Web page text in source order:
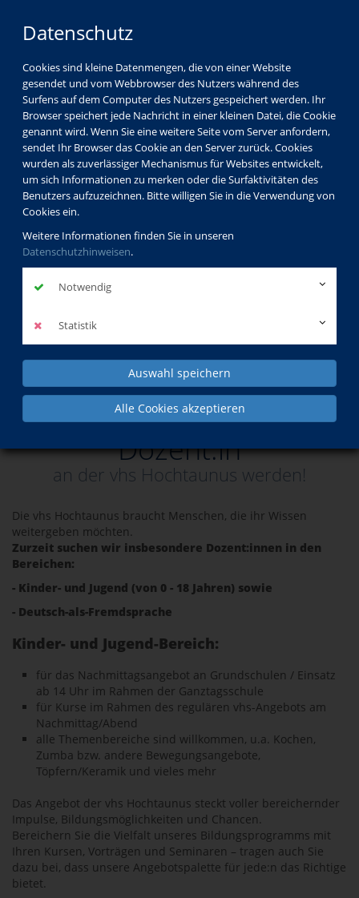
Datenschutz
Cookies sind kleine Datenmengen, die von einer Website
gesendet und vom Webbrowser des Nutzers während des
Surfens auf dem Computer des Nutzers gespeichert werden. Ihr
Browser speichert jede Nachricht in einer kleinen Datei, die Cookie
genannt wird. Wenn Sie eine weitere Seite vom Server anfordern,
sendet Ihr Browser das Cookie an den Server zurück. Cookies
wurden als zuverlässiger Mechanismus für Websites entwickelt,
um sich Informationen zu merken oder die Surfaktivitäten des
Benutzers aufzuzeichnen. Bitte willigen Sie in die Verwendung von
Cookies ein.
Weitere Informationen finden Sie in unseren
Datenschutzhinweisen.
Notwendig
Statistik
Auswahl speichern
Alle Cookies akzeptieren
Bewerbung als vhs Dozent*in
Dozent:in
an der vhs Hochtaunus werden!
Die vhs Hochtaunus braucht Menschen, die ihr Wissen
weitergeben möchten.
Zurzeit suchen wir insbesondere Dozent:innen in den
Bereichen:
- Kinder- und Jugend (von 0 - 18 Jahren) sowie
- Deutsch-als-Fremdsprache
Kinder- und Jugend-Bereich:
für das Nachmittagsangebot an Grundschulen / Einsatz
ab 14 Uhr im Rahmen der Ganztagsschule
für Kurse im Rahmen des regulären vhs-Angebots am
Nachmittag/Abend
alle Themenbereiche sind willkommen, u.a. Kochen,
Zumba bzw. andere Bewegungsangebote,
Töpfern/Keramik und vieles mehr
Das Angebot der vhs Hochtaunus steckt voller bereichernder
Impulse, Bildungsmöglichkeiten und Chancen.
Bereichern Sie die Vielfalt unseres Bildungsprogramms mit
Ihren Kursen, Vorträgen und Seminaren – tragen auch Sie
dazu bei, dass unsere Angebotspalette für jede:n das Richtige
bietet.